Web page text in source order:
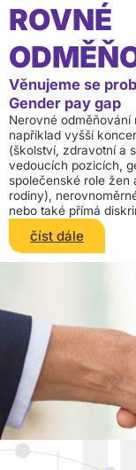
ROVNÉ
Věnujeme se
Gender pay gap
Nerovné
například vyšší
(školství, zdravotní a
vedoucích pozicích,
společenské role žen
rodiny),
nebo také přímá
číst dále